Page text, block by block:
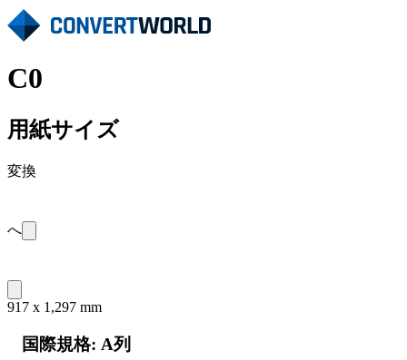
C0
用紙サイズ
変換
へ
917 x 1,297 mm
国際規格: A列